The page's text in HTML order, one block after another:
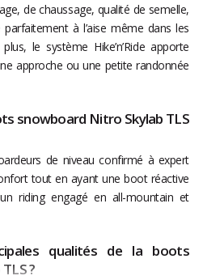
de chaussage, qualité de semelle,
à l’aise même dans les
le système Hike’n’Ride apporte
approche ou une petite randonnée
snowboard Nitro Skylab TLS
de niveau confirmé à expert
tout en ayant une boot réactive
riding engagé en all-mountain et
qualités de la boots
?